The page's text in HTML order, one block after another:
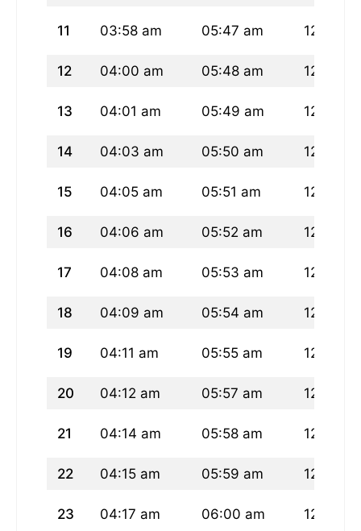
11 03:58 am 05:47 am 12:48
12 04:00 am 05:48 am 12:48
13 04:01 am 05:49 am 12:48
14 04:03 am 05:50 am 12:48
15 04:05 am 05:51 am 12:48
16 04:06 am 05:52 am 12:47
17 04:08 am 05:53 am 12:47
18 04:09 am 05:54 am 12:47
19 04:11 am 05:55 am 12:47
20 04:12 am 05:57 am 12:46
21 04:14 am 05:58 am 12:46
22 04:15 am 05:59 am 12:46
23 04:17 am 06:00 am 12:46